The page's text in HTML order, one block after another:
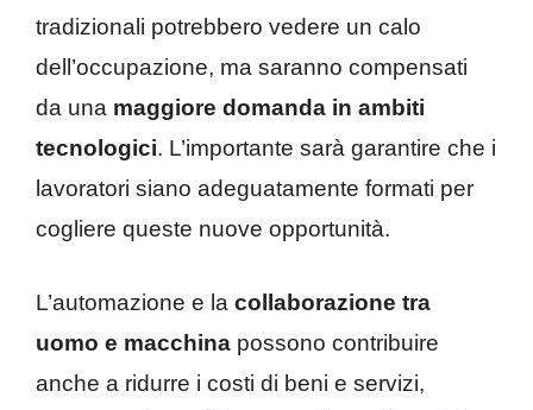
tradizionali potrebbero vedere un calo
dell’occupazione, ma saranno compensati
da una maggiore domanda in ambiti
tecnologici. L’importante sarà garantire che i
lavoratori siano adeguatamente formati per
cogliere queste nuove opportunità.
L’automazione e la collaborazione tra
uomo e macchina possono contribuire
anche a ridurre i costi di beni e servizi,